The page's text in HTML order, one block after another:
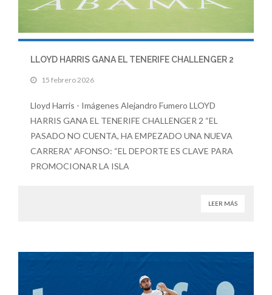
LLOYD HARRIS GANA EL TENERIFE CHALLENGER 2
15 febrero 2026
Lloyd Harris - Imágenes Alejandro Fumero LLOYD
HARRIS GANA EL TENERIFE CHALLENGER 2 “EL
PASADO NO CUENTA, HA EMPEZADO UNA NUEVA
CARRERA” AFONSO: “EL DEPORTE ES CLAVE PARA
PROMOCIONAR LA ISLA
LEER MÁS